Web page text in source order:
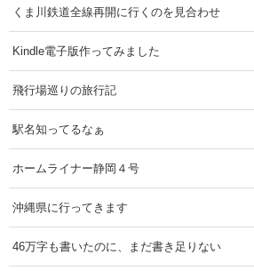
くま川鉄道全線再開に行くのを見合わせ
Kindle電子版作ってみました
飛行場巡りの旅行記
駅名知ってるなぁ
ホームライナー静岡４号
沖縄県に行ってきます
46万字も書いたのに、まだ書き足りない